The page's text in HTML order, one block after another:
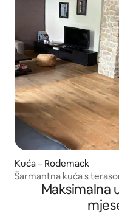
Kuća – Rodemack
Šarmantna kuća s
Maksimalna